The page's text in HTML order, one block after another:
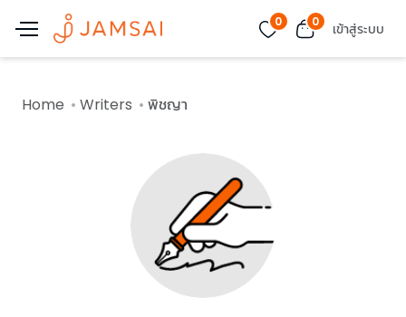
0 0 เข้าสู่ระบบ
Home Writers พิชญา